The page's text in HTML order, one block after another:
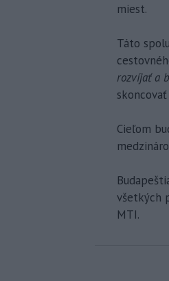
miest.
Táto
rozvíjať a
Cieľom
všetkých
MTI.